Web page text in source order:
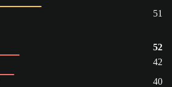
51
52
42
40